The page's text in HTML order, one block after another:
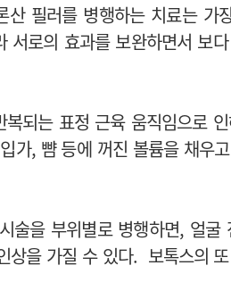
산 필러를 병행하는 치료는 가
서로의 효과를 보완하면서 보
되는 표정 근육 움직임으로
가, 뺨 등에 꺼진 볼륨을 채우
술을 부위별로 병행하면, 얼
상을 가질 수 있다. 보톡스의